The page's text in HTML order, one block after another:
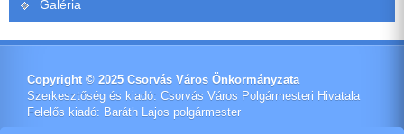
Galéria
Copyright © 2025 Csorvás Város Önkormányzata
Szerkesztőség és kiadó: Csorvás Város Polgármesteri Hivatala
Felelős kiadó: Baráth Lajos polgármester